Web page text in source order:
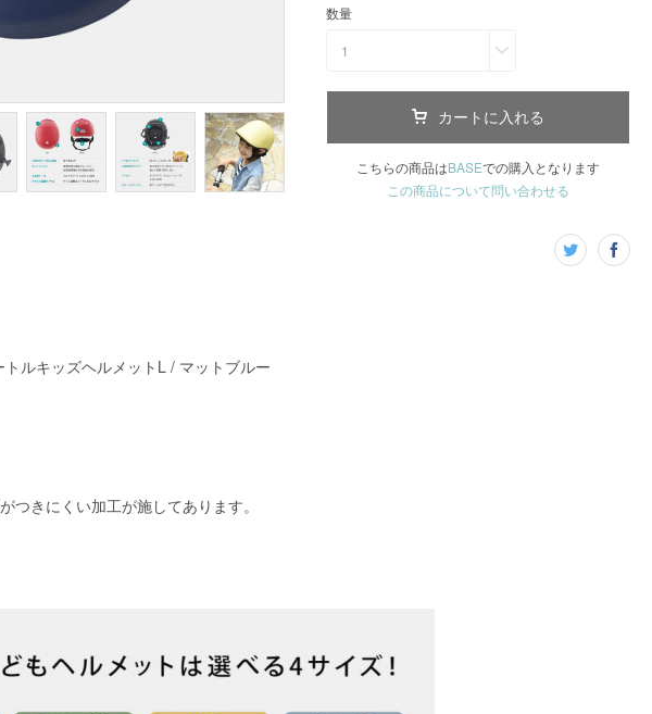
数量
1
カートに入れる
こちらの商品はBASEでの購入となります
この商品について問い合わせる
ルキッズヘルメットL / マットブルー
つきにくい加工が施してあります。